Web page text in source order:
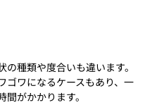
種類や度合いも違います。
ゴワになるケースもあり、一
がかかります。